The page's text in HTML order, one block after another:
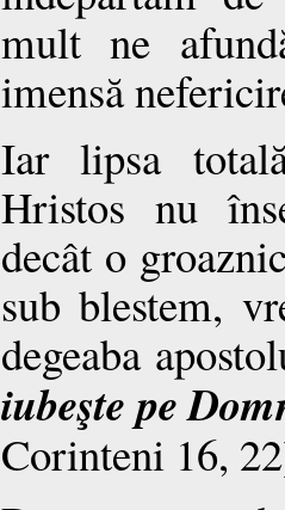
mult ne
imensă
Iar lipsa
Hristos nu
decât o
sub blestem,
degeaba
iubeşte pe
Corinteni 16,